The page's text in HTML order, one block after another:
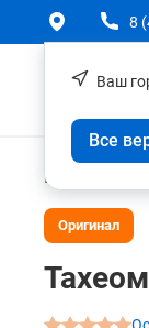
Ваш
Все
8
Оригинал
О товаре